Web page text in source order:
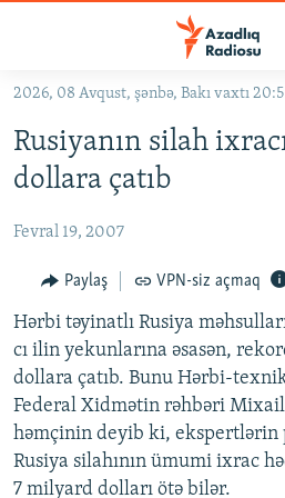
Əsas
qayıt
Əsas
qayıt
#İZAHLA
KORRUPSIOMETR
#ƏSLINDƏ
FƏRQƏ BAX
QANUNI DOĞRU
ARAŞDIRMA
MULTIMEDIA
VIDEO
FOTOQALEREYA
RADIO ARXIV
OXU ZALI
HAQQIMIZDA
2026, 08 Avqust, şənbə, Bakı vaxtı
Rusiyanın silah
dollara çatıb
Fevral 19, 2007
Paylaş VPN-siz açmaq
Hərbi təyinatlı Rusiya
cı ilin yekunlarına əsasən,
dollara çatıb. Bunu Hərbi-
Federal Xidmətin rəhbəri
həmçinin deyib ki, ekspertlərin
Rusiya silahının ümumi ixrac
7 milyard dolları ötə bilər.